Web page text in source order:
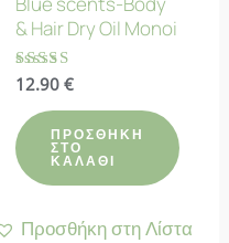
& Hair Dry Oil Monoi
Βαθμολογήθηκε
4.50
από 5
12.90€
ΠΡΟΣΘΉΚΗ
ΣΤΟ
ΚΑΛΆΘΙ
Προσθήκη στη Λίστα